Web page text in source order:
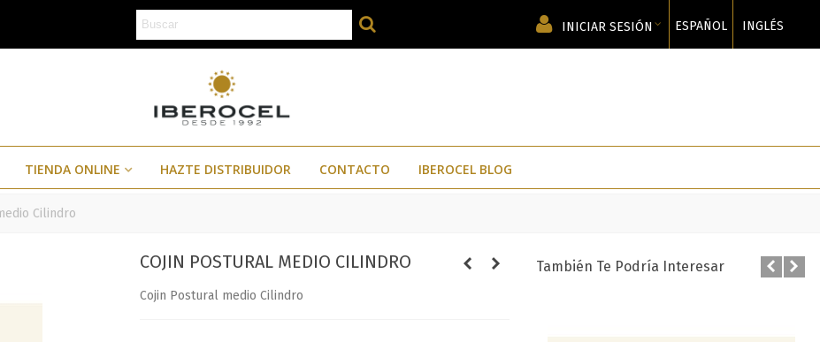
INICIAR SESIÓN ESPAÑOL INGLÉS
TIENDA ONLINE HAZTE DISTRIBUIDOR CONTACTO IBEROCEL BLOG
Cilindro
COJIN POSTURAL MEDIO CILINDRO
Cojin Postural medio Cilindro
También Te Podría Interesar